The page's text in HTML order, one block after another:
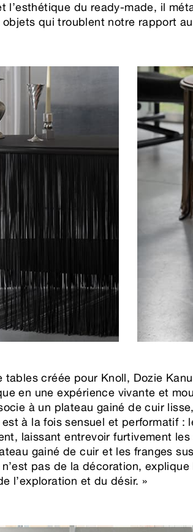
l’esthétique du ready-made, il
qui troublent notre rapport
tables créée pour Knoll, Dozie
en une expérience vivante et
à un plateau gainé de cuir
est à la fois sensuel et performatif :
laissant entrevoir furtivement
gainé de cuir et les franges
pas de la décoration, explique
l’exploration et du désir. »